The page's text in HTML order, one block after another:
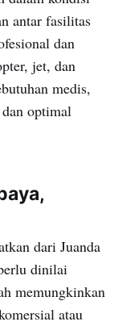
antar fasilitas
dan
jet, dan
medis,
optimal
dari Juanda
dinilai
memungkinkan
atau